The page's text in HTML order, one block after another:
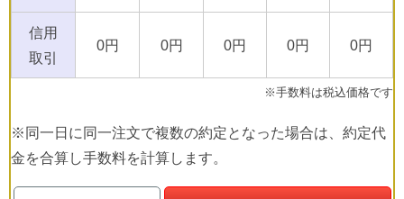
信用
取引
0円 0円 0円 0円 0円
※手数料は税込価格です
※同一日に同一注文で複数の約定となった場合は、約定代
金を合算し手数料を計算します。